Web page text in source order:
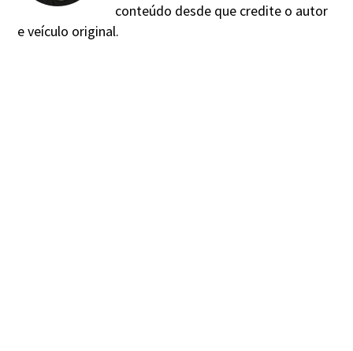
conteúdo desde que credite o autor
e veículo original.